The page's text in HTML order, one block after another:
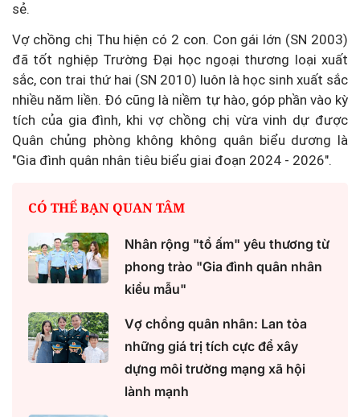
sẻ.
Vợ chồng chị Thu hiện có 2 con. Con gái lớn (SN 2003)
đã tốt nghiệp Trường Đại học ngoại thương loại xuất
sắc, con trai thứ hai (SN 2010) luôn là học sinh xuất sắc
nhiều năm liền. Đó cũng là niềm tự hào, góp phần vào kỳ
tích của gia đình, khi vợ chồng chị vừa vinh dự được
Quân chủng phòng không không quân biểu dương là
"Gia đình quân nhân tiêu biểu giai đoạn 2024 - 2026".
CÓ THỂ BẠN QUAN TÂM
Nhân rộng "tổ ấm" yêu thương từ
phong trào "Gia đình quân nhân
kiểu mẫu"
Vợ chồng quân nhân: Lan tỏa
những giá trị tích cực để xây
dựng môi trường mạng xã hội
lành mạnh